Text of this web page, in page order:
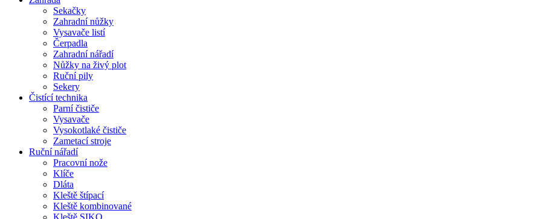
Sekačky
Zahradní nůžky
Vysavače listí
Čerpadla
Zahradní nářadí
Nůžky na živý plot
Ruční pily
Sekery
Čistící technika
Parní čističe
Vysavače
Vysokotlaké čističe
Zametací stroje
Ruční nářadí
Pracovní nože
Klíče
Dláta
Kleště štípací
Kleště kombinované
Kleště SIKO